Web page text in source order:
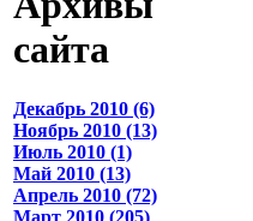
сайта
Декабрь 2010 (6)
Ноябрь 2010 (13)
Июль 2010 (1)
Май 2010 (13)
Апрель 2010 (72)
Март 2010 (205)